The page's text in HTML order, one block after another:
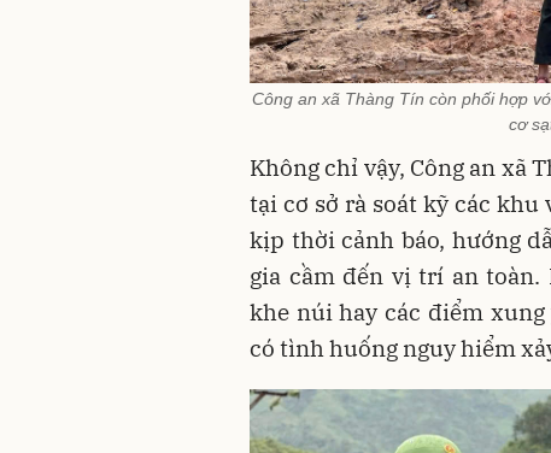
Công an xã Thàng Tín còn phối hợp
cơ
Không chỉ vậy, Công an xã
tại cơ sở rà soát kỹ các khu
kịp thời cảnh báo, hướng
gia cầm đến vị trí an toàn.
khe núi hay các điểm
có tình huống nguy hiểm